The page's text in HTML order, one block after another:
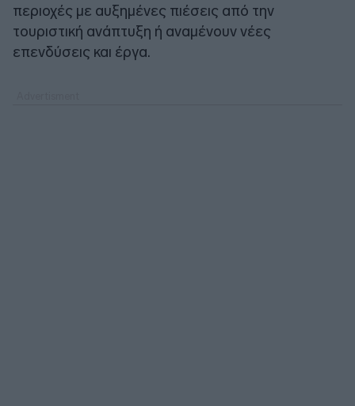
περιοχές με αυξημένες πιέσεις από την
τουριστική ανάπτυξη ή αναμένουν νέες
επενδύσεις και έργα.